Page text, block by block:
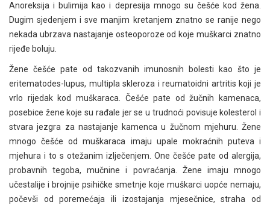
Anoreksija i bulimija kao i depresija mnogo su češće kod žena.
Dugim sjedenjem i sve manjim kretanjem znatno se ranije nego
nekada ubrzava nastajanje osteoporoze od koje muškarci znatno
rijeđe boluju.
Žene češće pate od takozvanih imunosnih bolesti kao što je
eritematodes-lupus, multipla skleroza i reumatoidni artritis koji je
vrlo rijedak kod muškaraca. Češće pate od žučnih kamenaca,
posebice žene koje su rađale jer se u trudnoći povisuje kolesterol i
stvara jezgra za nastajanje kamenca u žučnom mjehuru. Žene
mnogo češće od muškaraca imaju upale mokraćnih puteva i
mjehura i to s otežanim izlječenjem. One češće pate od alergija,
probavnih tegoba, mučnine i povraćanja. Žene imaju mnogo
učestalije i brojnije psihičke smetnje koje muškarci uopće nemaju,
počevši od poremećaja ili izostajanja mjesečnice, straha od